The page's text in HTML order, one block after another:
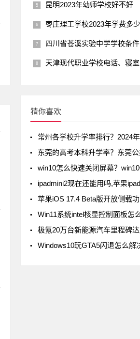
昆明2023年幼师学校好不好
枣庄理工学校2023年学费多少
四川省苍溪实验中学学校条件
天津现代职业学校电话、寝
猜你喜欢
常州各学校升学率排行？2024年常州初中升学
东莞的高考本科升学率？东莞公办高中录取率
win10怎么快速关闭屏幕？win10快速关闭屏
ipadmini2现在还能用吗,苹果ipadmini2现在
苹果iOS 17.4 Beta版开放侧载功能，但iPad
Win11系统intel核显控制面板怎么打开-打开intel核显控制
极氪20万台新能源汽车里程碑
Windows10玩GTA5闪退怎么解决？Windows10玩GTA5闪